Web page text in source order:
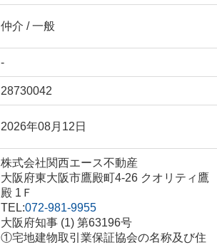
仲介 / 一般
-
28730042
2026年08月12日
株式会社関西エース不動産
大阪府東大阪市鷹殿町4-26 クオリティ鷹
殿 1Ｆ
TEL:072-981-9955
大阪府知事 (1) 第63196号
①宅地建物取引業保証協会の名称及び住